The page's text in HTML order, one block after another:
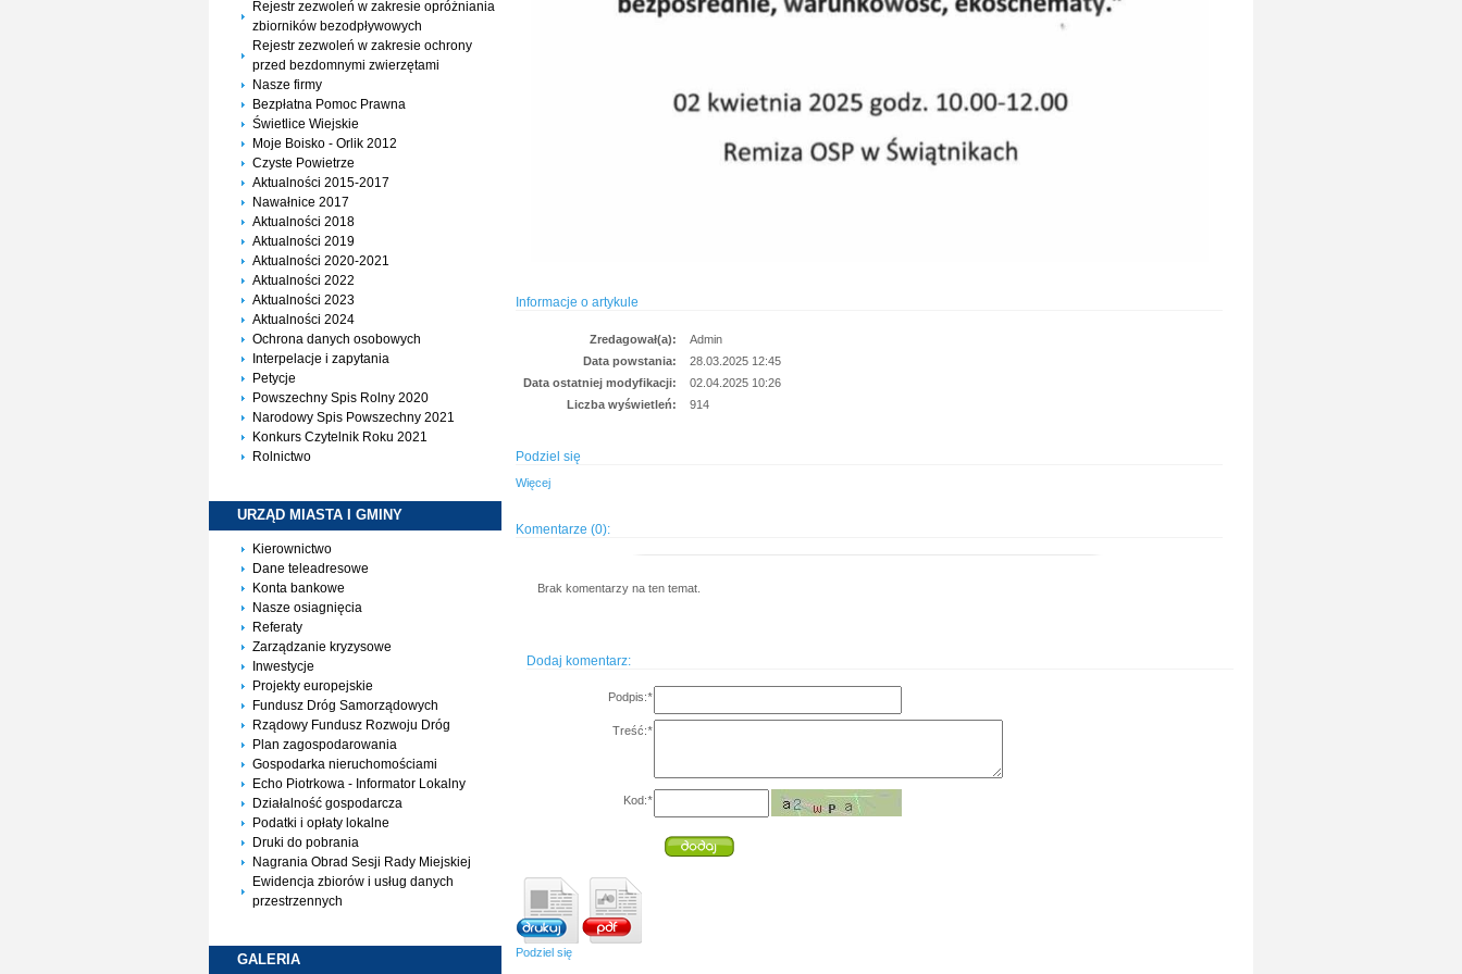
Rejestr zezwoleń w zakresie opróżniania
zbiorników bezodpływowych
Rejestr zezwoleń w zakresie ochrony
przed bezdomnymi zwierzętami
Nasze firmy
Bezpłatna Pomoc Prawna
Świetlice Wiejskie
Moje Boisko - Orlik 2012
Czyste Powietrze
Aktualności 2015-2017
Nawałnice 2017
Aktualności 2018
Aktualności 2019
Aktualności 2020-2021
Aktualności 2022
Aktualności 2023
Aktualności 2024
Ochrona danych osobowych
Interpelacje i zapytania
Petycje
Powszechny Spis Rolny 2020
Narodowy Spis Powszechny 2021
Konkurs Czytelnik Roku 2021
Rolnictwo
URZĄD MIASTA I GMINY
Kierownictwo
Dane teleadresowe
Konta bankowe
Nasze osiagnięcia
Referaty
Zarządzanie kryzysowe
Inwestycje
Projekty europejskie
Fundusz Dróg Samorządowych
Rządowy Fundusz Rozwoju Dróg
Plan zagospodarowania
Gospodarka nieruchomościami
Echo Piotrkowa - Informator Lokalny
Działalność gospodarcza
Podatki i opłaty lokalne
Druki do pobrania
Nagrania Obrad Sesji Rady Miejskiej
Ewidencja zbiorów i usług danych
przestrzennych
GALERIA
Informacje o artykule
Zredagował(a):
Admin
Data powstania:
28.03.2025 12:45
Data ostatniej modyfikacji:
02.04.2025 10:26
Liczba wyświetleń:
914
Podziel się
Więcej
Komentarze (0):
Brak komentarzy na ten temat.
Dodaj komentarz:
Podpis:*
Treść:*
Kod:*
Podziel się